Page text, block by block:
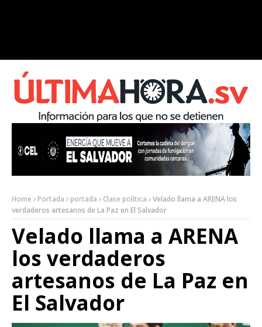
Home Portada portada Clase política
Velado llama a ARENA los
verdaderos artesanos de La Paz en El Salvador
Velado llama a ARENA
los verdaderos
artesanos de La Paz en
El Salvador